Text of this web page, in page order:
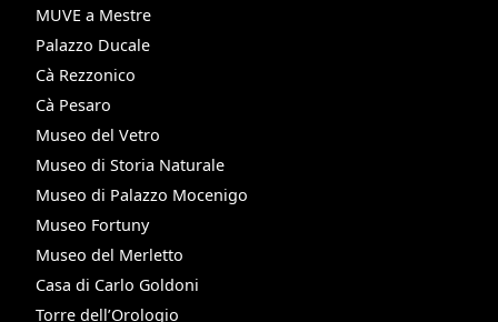
MUVE a Mestre
Palazzo Ducale
Cà Rezzonico
Cà Pesaro
Museo del Vetro
Museo di Storia Naturale
Museo di Palazzo Mocenigo
Museo Fortuny
Museo del Merletto
Casa di Carlo Goldoni
Torre dell’Orologio